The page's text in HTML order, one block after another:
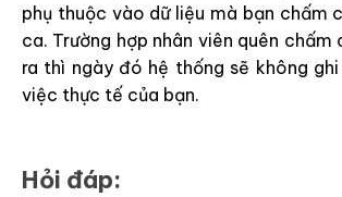
phụ thuộc vào dữ liệu mà bạn chấm
ca. Trường hợp nhân viên quên
ra thì ngày đó hệ thống sẽ không
việc thực tế của bạn.
Hỏi đáp: